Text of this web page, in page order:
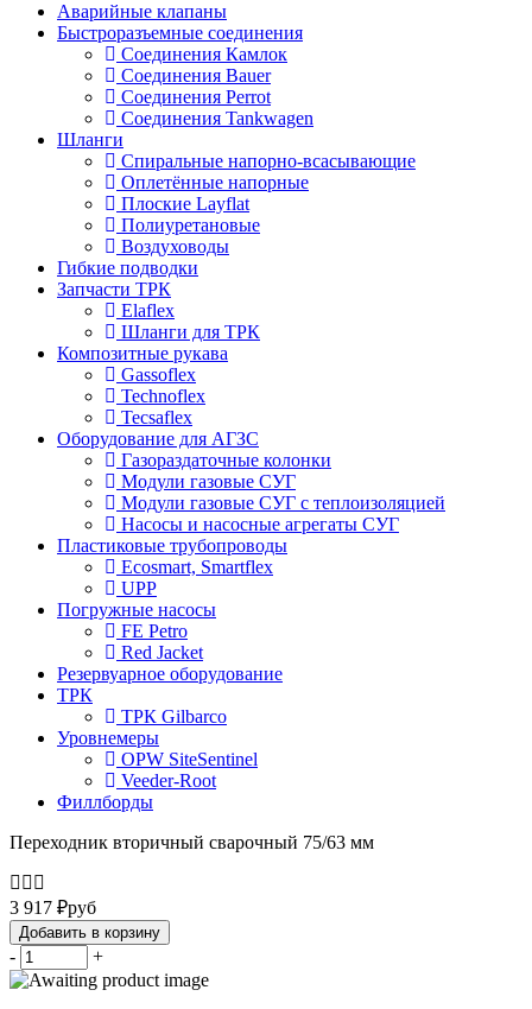
Аварийные клапаны
Быстроразъемные соединения
Соединения Камлок
Соединения Bauer
Соединения Perrot
Соединения Tankwagen
Шланги
Спиральные напорно-всасывающие
Оплетённые напорные
Плоские Layflat
Полиуретановые
Воздуховоды
Гибкие подводки
Запчасти ТРК
Elaflex
Шланги для ТРК
Композитные рукава
Gassoflex
Technoflex
Tecsaflex
Оборудование для АГЗС
Газораздаточные колонки
Модули газовые СУГ
Модули газовые СУГ с теплоизоляцией
Насосы и насосные агрегаты СУГ
Пластиковые трубопроводы
Ecosmart, Smartflex
UPP
Погружные насосы
FE Petro
Red Jacket
Резервуарное оборудование
ТРК
ТРК Gilbarco
Уровнемеры
OPW SiteSentinel
Veeder-Root
Филлборды
Переходник вторичный сварочный 75/63 мм
3 917 ₽руб
Добавить в корзину
- +